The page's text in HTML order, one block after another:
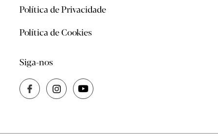
Política de Privacidade
Política de Cookies
Siga-nos